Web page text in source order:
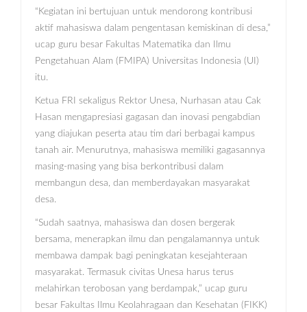
“Kegiatan ini bertujuan untuk mendorong kontribusi
aktif mahasiswa dalam pengentasan kemiskinan di desa,”
ucap guru besar Fakultas Matematika dan Ilmu
Pengetahuan Alam (FMIPA) Universitas Indonesia (UI)
itu.
Ketua FRI sekaligus Rektor Unesa, Nurhasan atau Cak
Hasan mengapresiasi gagasan dan inovasi pengabdian
yang diajukan peserta atau tim dari berbagai kampus
tanah air. Menurutnya, mahasiswa memiliki gagasannya
masing-masing yang bisa berkontribusi dalam
membangun desa, dan memberdayakan masyarakat
desa.
“Sudah saatnya, mahasiswa dan dosen bergerak
bersama, menerapkan ilmu dan pengalamannya untuk
membawa dampak bagi peningkatan kesejahteraan
masyarakat. Termasuk civitas Unesa harus terus
melahirkan terobosan yang berdampak,” ucap guru
besar Fakultas Ilmu Keolahragaan dan Kesehatan (FIKK)